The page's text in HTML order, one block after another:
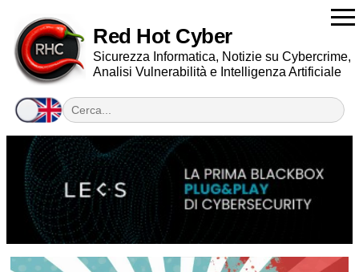
Red Hot Cyber
Sicurezza Informatica, Notizie su Cybercrime,
Analisi Vulnerabilità e Intelligenza Artificiale